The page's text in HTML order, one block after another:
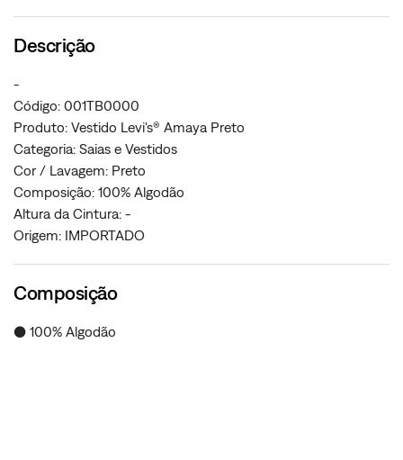
Descrição
-
Código: 001TB0000
Produto: Vestido Levi's® Amaya Preto
Categoria: Saias e Vestidos
Cor / Lavagem: Preto
Composição: 100% Algodão
Altura da Cintura: -
Origem: IMPORTADO
Composição
● 100% Algodão